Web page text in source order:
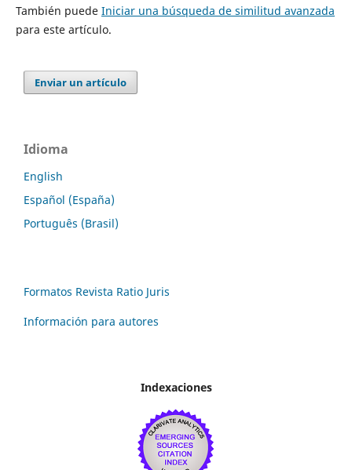
También puede Iniciar una búsqueda de similitud avanzada
para este artículo.
Enviar un artículo
Idioma
English
Español (España)
Português (Brasil)
Formatos Revista Ratio Juris
Información para autores
Indexaciones